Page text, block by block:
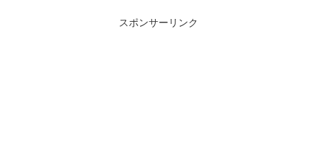
スポンサーリンク